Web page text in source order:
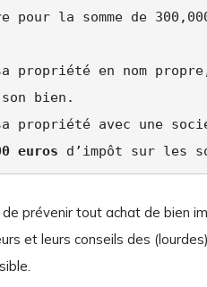
pour la somme de
propriété en nom
bien.
propriété avec une
euros d’impôt sur les
prévenir tout achat de bien
et leurs conseils des